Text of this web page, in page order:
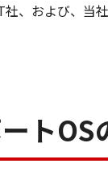
社、および、当
トOS